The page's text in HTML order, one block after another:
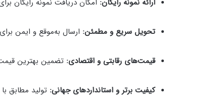
تحویل سریع و مطمئن: ارسال به‌موقع و ایمن
قیمت‌های رقابتی و اقتصادی: تضمین بهترین
کیفیت برتر و استانداردهای جهانی: تولید مطابق